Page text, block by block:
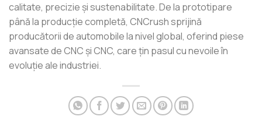
calitate, precizie și sustenabilitate. De la prototipare
până la producție completă, CNCrush sprijină
producătorii de automobile la nivel global, oferind piese
avansate de CNC și CNC, care țin pasul cu nevoile în
evoluție ale industriei.